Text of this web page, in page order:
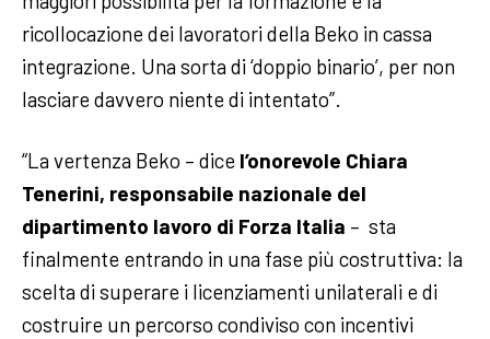
ricollocazione dei lavoratori della Beko in cassa
integrazione. Una sorta di ‘doppio binario’, per non
lasciare davvero niente di intentato”.
“La vertenza Beko – dice l’onorevole Chiara
Tenerini, responsabile nazionale del
dipartimento lavoro di Forza Italia – sta
finalmente entrando in una fase più costruttiva: la
scelta di superare i licenziamenti unilaterali e di
costruire un percorso condiviso con incentivi